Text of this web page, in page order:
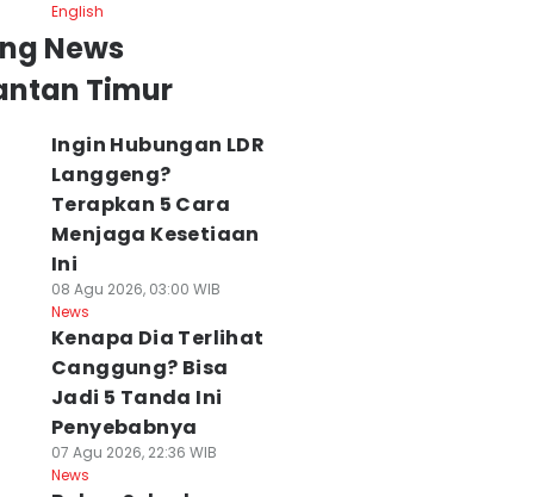
English
News
Timur
Ingin Hubungan LDR
Langgeng?
Terapkan 5 Cara
Menjaga Kesetiaan
Ini
08 Agu 2026, 03:00 WIB
News
Kenapa Dia Terlihat
Canggung? Bisa
Jadi 5 Tanda Ini
Penyebabnya
07 Agu 2026, 22:36 WIB
News